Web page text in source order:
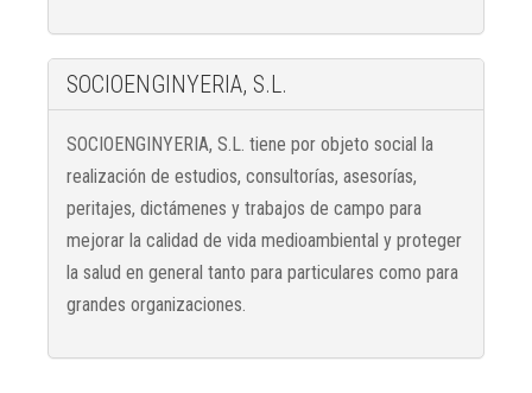
SOCIOENGINYERIA, S.L.
SOCIOENGINYERIA, S.L. tiene por objeto social la
realización de estudios, consultorías, asesorías,
peritajes, dictámenes y trabajos de campo para
mejorar la calidad de vida medioambiental y proteger
la salud en general tanto para particulares como para
grandes organizaciones.